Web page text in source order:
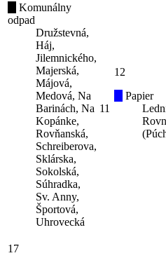
Komunálny
odpad
Družstevná,
Háj,
Jilemnického,
Majerská,
Májová,
Medová, Na
Barinách, Na
Kopánke,
Rovňanská,
Schreiberova,
Sklárska,
Sokolská,
Súhradka,
Sv. Anny,
Športová,
Uhrovecká
11
12
Papier
17